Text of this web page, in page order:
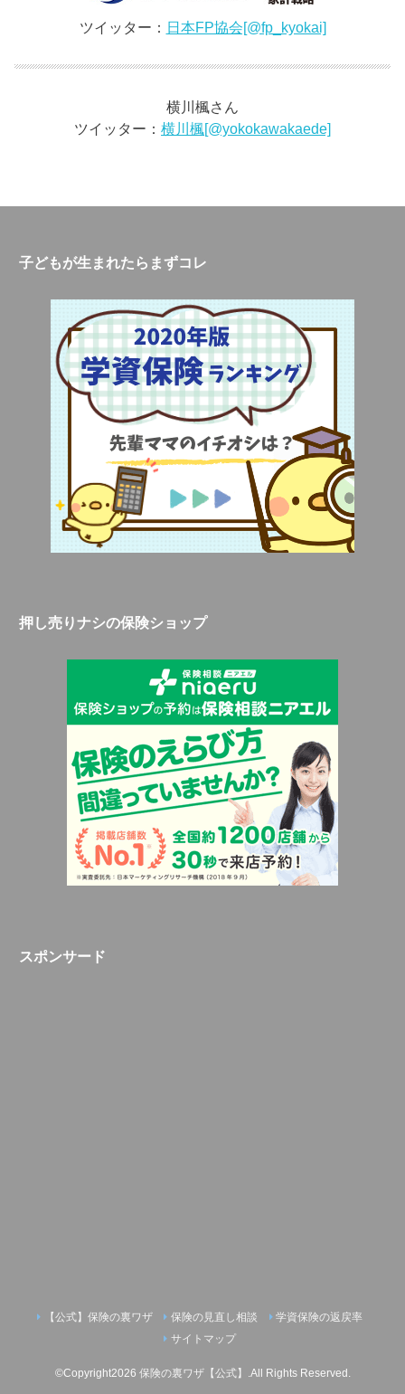
ツイッター： 日本FP協会[@fp_kyokai]
横川楓さん
ツイッター： 横川楓[@yokokawakaede]
子どもが生まれたらまずコレ
押し売りナシの保険ショップ
スポンサード
【公式】保険の裏ワザ 保険の見直し相談
学資保険の返戻率
サイトマップ
©Copyright2026 保険の裏ワザ【公式】 .All Rights Reserved.